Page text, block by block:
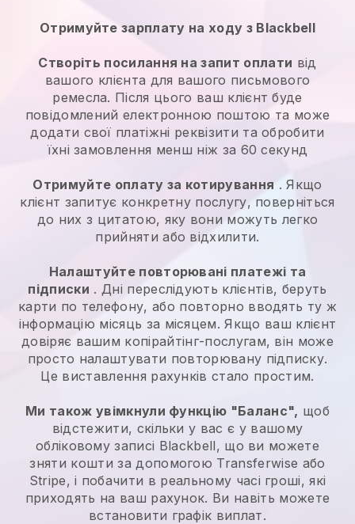
Отримуйте зарплату на ходу з Blackbell
Створіть посилання на запит оплати від
вашого клієнта для вашого письмового
ремесла. Після цього ваш клієнт буде
повідомлений електронною поштою та може
додати свої платіжні реквізити та обробити
їхні замовлення менш ніж за 60 секунд
Отримуйте оплату за котирування . Якщо
клієнт запитує конкретну послугу, поверніться
до них з цитатою, яку вони можуть легко
прийняти або відхилити.
Налаштуйте повторювані платежі та
підписки . Дні переслідують клієнтів, беруть
карти по телефону, або повторно вводять ту ж
інформацію місяць за місяцем. Якщо ваш клієнт
довіряє вашим копірайтінг-послугам, він може
просто налаштувати повторювану підписку.
Це виставлення рахунків стало простим.
Ми також увімкнули функцію "Баланс", щоб
відстежити, скільки у вас є у вашому
обліковому записі Blackbell, що ви можете
зняти кошти за допомогою Transferwise або
Stripe, і побачити в реальному часі гроші, які
приходять на ваш рахунок. Ви навіть можете
встановити графік виплат.